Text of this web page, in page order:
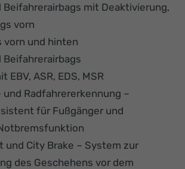
Beifahrerairbags mit Deaktivierung,
vorn
vorn und hinten
Beifahrerairbags
EBV, ASR, EDS, MSR
und Radfahrererkennung –
für Fußgänger und
und City Brake – System zur
des Geschehens vor dem